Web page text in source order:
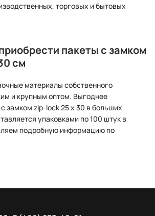
торговых и бытовых
пакеты с замком
см
материалы собственного
и крупным оптом. Выгоднее
замком zip-lock 25 х 30 в больших
упаковками по 100 штук в
подробную информацию по